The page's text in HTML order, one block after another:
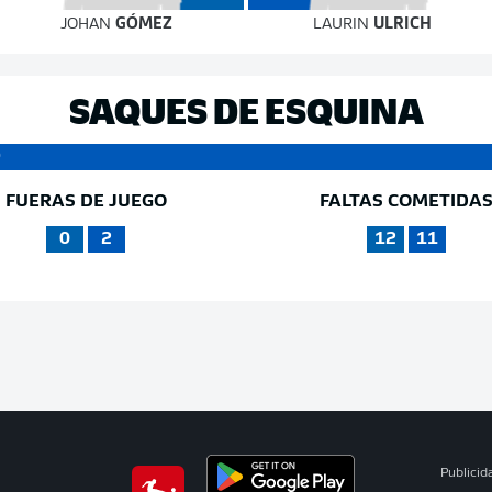
JOHANGÓMEZ LAURIN ULRICH
SAQUES DE ESQUINA
FUERAS DE JUEGO
0 2
FALTAS COMETIDAS
12 11